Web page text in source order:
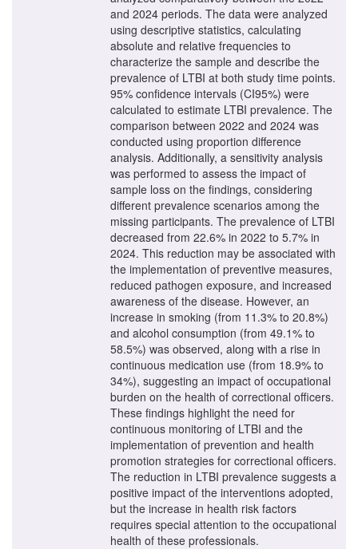
and 2024 periods. The data were analyzed
using descriptive statistics, calculating
absolute and relative frequencies to
characterize the sample and describe the
prevalence of LTBI at both study time points.
95% confidence intervals (CI95%) were
calculated to estimate LTBI prevalence. The
comparison between 2022 and 2024 was
conducted using proportion difference
analysis. Additionally, a sensitivity analysis
was performed to assess the impact of
sample loss on the findings, considering
different prevalence scenarios among the
missing participants. The prevalence of LTBI
decreased from 22.6% in 2022 to 5.7% in
2024. This reduction may be associated with
the implementation of preventive measures,
reduced pathogen exposure, and increased
awareness of the disease. However, an
increase in smoking (from 11.3% to 20.8%)
and alcohol consumption (from 49.1% to
58.5%) was observed, along with a rise in
continuous medication use (from 18.9% to
34%), suggesting an impact of occupational
burden on the health of correctional officers.
These findings highlight the need for
continuous monitoring of LTBI and the
implementation of prevention and health
promotion strategies for correctional officers.
The reduction in LTBI prevalence suggests a
positive impact of the interventions adopted,
but the increase in health risk factors
requires special attention to the occupational
health of these professionals.